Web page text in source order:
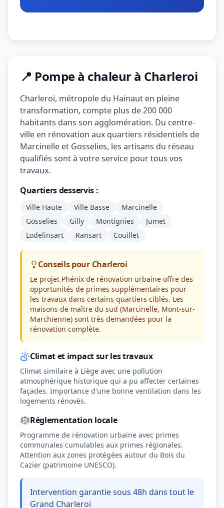
📍 Pompe à chaleur à Charleroi
Charleroi, métropole du Hainaut en pleine
transformation, compte plus de 200 000
habitants dans son agglomération. Du centre-
ville en rénovation aux quartiers résidentiels de
Marcinelle et Gosselies, les artisans du réseau
qualifiés sont à votre service pour tous vos
travaux.
Quartiers desservis :
Ville Haute Ville Basse
Marcinelle
Gosselies
Gilly Montignies
Jumet
Lodelinsart
Ransart Couillet
Conseils pour Charleroi
Le projet Phénix de rénovation urbaine offre des
opportunités de primes supplémentaires pour
les travaux dans certains quartiers ciblés. Les
maisons de maître du sud (Marcinelle, Mont-sur-
Marchienne) sont très demandées pour la
rénovation complète.
Climat et impact sur les travaux
Climat similaire à Liège avec une pollution
atmosphérique historique qui a pu affecter certaines
façades. Importance d'une bonne ventilation dans les
logements rénovés.
Réglementation locale
Programme de rénovation urbaine avec primes
communales cumulables aux primes régionales.
Attention aux zones protégées autour du Bois du
Cazier (patrimoine UNESCO).
Intervention garantie sous 48h dans tout le
Grand Charleroi